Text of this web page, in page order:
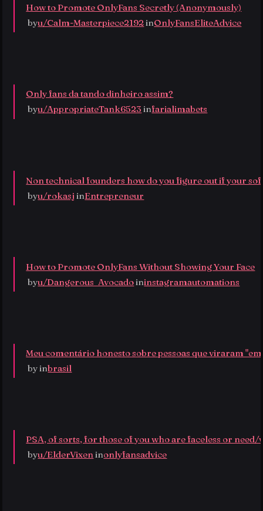
How to Promote OnlyFans Secretly (Anonymously)
byu/Calm-Masterpiece2192 inOnlyFansEliteAdvice
Only fans da tando dinheiro assim?
byu/AppropriateTank6523 infarialimabets
Non technical founders how do you figure out if your
byu/rokasj inEntrepreneur
How to Promote OnlyFans Without Showing Your Face
byu/Dangerous_Avocado ininstagramautomations
Meu comentário honesto sobre pessoas que viraram
by inbrasil
PSA, of sorts, for those of you who are faceless or
byu/ElderVixen inonlyfansadvice